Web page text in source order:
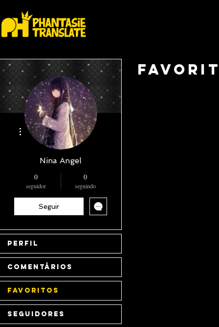
Nina Angel
0
seguidor
0
seguindo
Seguir
Mais ações
Perfil
Comentários
Favoritos
Seguidores